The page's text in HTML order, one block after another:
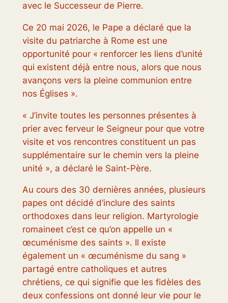
avec le Successeur de Pierre.
Ce 20 mai 2026, le Pape a déclaré que la
visite du patriarche à Rome est une
opportunité pour « renforcer les liens d’unité
qui existent déjà entre nous, alors que nous
avançons vers la pleine communion entre
nos Églises ».
« J’invite toutes les personnes présentes à
prier avec ferveur le Seigneur pour que votre
visite et vos rencontres constituent un pas
supplémentaire sur le chemin vers la pleine
unité », a déclaré le Saint-Père.
Au cours des 30 dernières années, plusieurs
papes ont décidé d’inclure des saints
orthodoxes dans leur religion. Martyrologie
romaineet c’est ce qu’on appelle un «
œcuménisme des saints ». Il existe
également un « œcuménisme du sang »
partagé entre catholiques et autres
chrétiens, ce qui signifie que les fidèles des
deux confessions ont donné leur vie pour le